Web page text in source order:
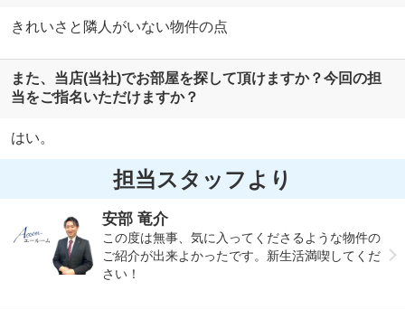
きれいさと隣人がいない物件の点
また、当店(当社)でお部屋を探して頂けますか？今回の担
当をご指名いただけますか？
はい。
担当スタッフより
安部 竜介
この度は無事、気に入ってくださるような物件の
ご紹介が出来よかったです。新生活満喫してくだ
さい！